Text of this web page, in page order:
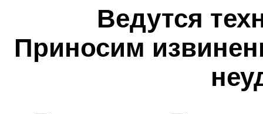
Ведутся
Приносим